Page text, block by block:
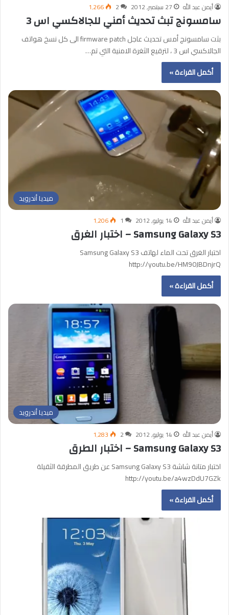
أيمن عبد الله 27 سبتمبر, 2012 2 1٬266
سامسونج تبث تحديث أمني للجالاكسي اس 3
بثت سامسونج أمس تحديث عاجل firmware patch الى كل نسخ هواتف
الجالاكسي اس 3 ، لترقيع الثغرة الامنية التي تم…
أكمل القراءة »
ميديا أندرويد
أيمن عبد الله 14 يوليو, 2012 1 1٬206
Samsung Galaxy S3 – اختبار الغرق
اختبار الغرق تحت الماء لهاتف Samsung Galaxy S3
http://youtu.be/HM90JBDnjrQ
أكمل القراءة »
ميديا أندرويد
أيمن عبد الله 14 يوليو, 2012 2 1٬283
Samsung Galaxy S3 – اختبار الطرق
اختبار متانة شاشة Samsung Galaxy S3 عن طريق المطرقة الثقيلة
http://youtu.be/a4wzDdU7GZk
أكمل القراءة »